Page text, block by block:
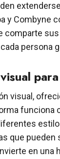
y
persona
visual,
en